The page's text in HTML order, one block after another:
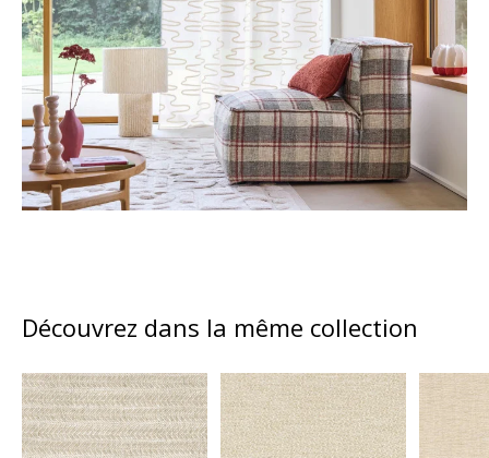
Découvrez dans la même collection